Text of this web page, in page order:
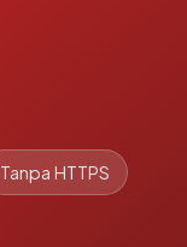
Tanpa HTTPS